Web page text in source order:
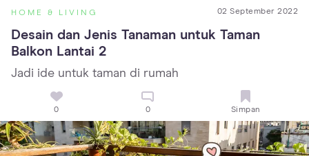
HOME & LIVING 02 September 2022
Desain dan Jenis Tanaman untuk Taman
Balkon Lantai 2
Jadi ide untuk taman di rumah
0 0 Simpan